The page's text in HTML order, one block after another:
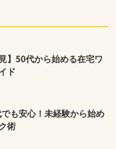
】50代から始める在宅ワ
ド
も安心！未経験から始め
術